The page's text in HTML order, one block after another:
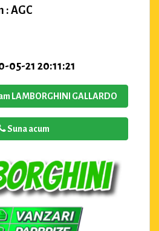
: AGC
05-21 20:11:21
LAMBORGHINI GALLARDO
Suna acum